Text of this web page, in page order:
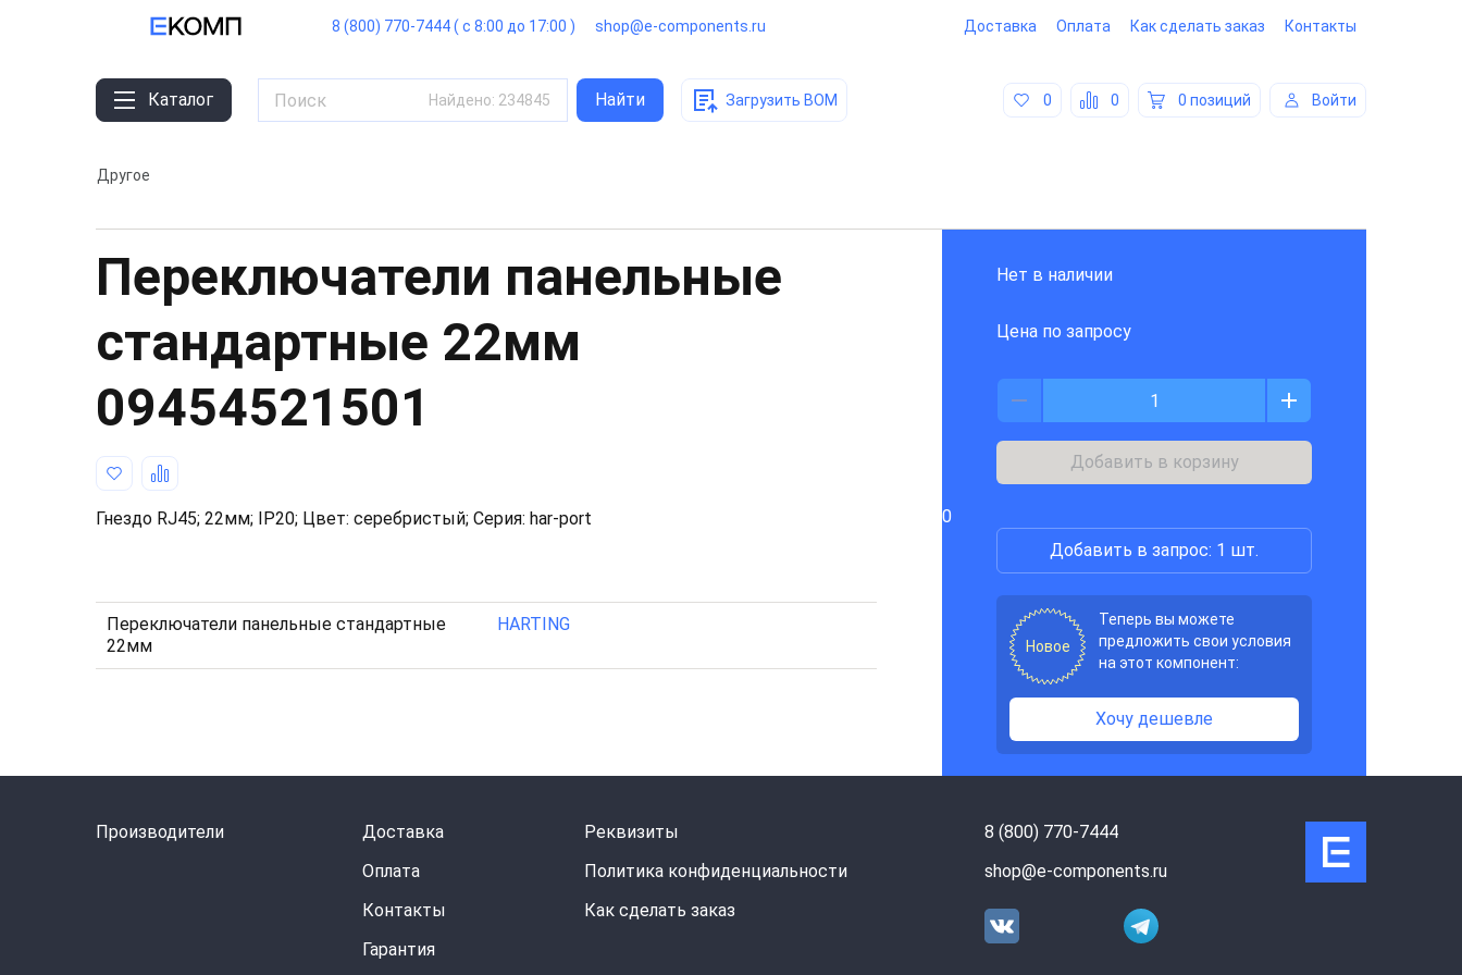
8 (800) 770-7444 ( с 8:00 до 17:00 ) shop@e-components.ru Доставка Оплата Как сделать заказ Контакты
Каталог Найдено: 234845 Найти Загрузить BOM 0 0 0 позиций Войти
Другое
Переключатели панельные
стандартные 22мм
09454521501
Гнездо RJ45; 22мм; IP20; Цвет: серебристый; Серия: har-port
Переключатели панельные стандартные
22мм
HARTING
Нет в наличии
Цена по запросу
Добавить в корзину
0
Добавить в запрос: 1 шт.
Новое
Теперь вы можете
предложить свои условия
на этот компонент:
Хочу дешевле
Производители
Доставка
Оплата
Контакты
Гарантия
Реквизиты
Политика конфиденциальности
Как сделать заказ
8 (800) 770-7444
shop@e-components.ru